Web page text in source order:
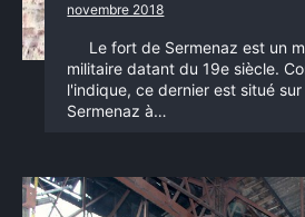
novembre 2018
Le fort de Sermenaz est un
militaire datant du 19e siècle.
l'indique, ce dernier est situé
Sermenaz à…